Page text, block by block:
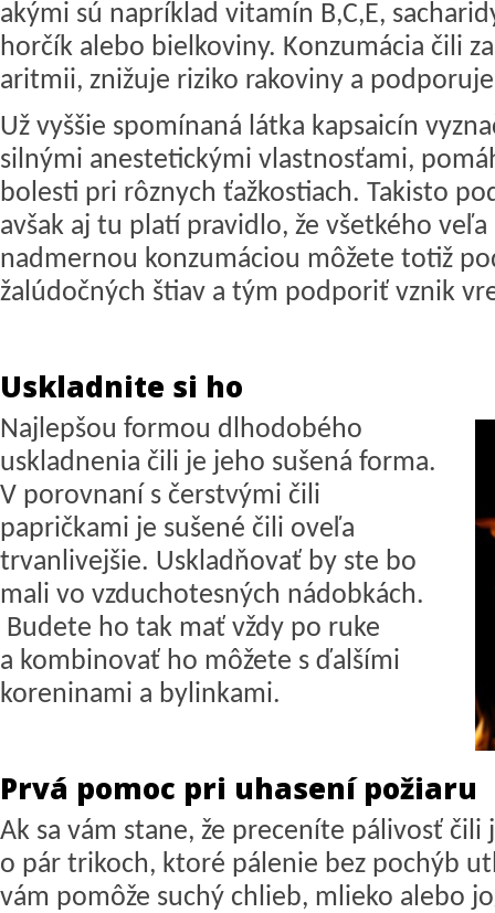
akými sú napríklad vitamín B,C,E,
horčík alebo bielkoviny. Konzumácia čili
aritmii, znižuje riziko rakoviny a
Už vyššie spomínaná látka kapsaicín
silnými anestetickými vlastnosťami,
bolesti pri rôznych ťažkostiach. Takisto
avšak aj tu platí pravidlo, že všetkého veľa
nadmernou konzumáciou môžete totiž
žalúdočných štiav a tým podporiť vznik
Uskladnite si ho
Najlepšou formou dlhodobého
uskladnenia čili je jeho sušená forma.
V porovnaní s čerstvými čili
papričkami je sušené čili oveľa
trvanlivejšie. Uskladňovať by ste bo
mali vo vzduchotesných nádobkách.
Budete ho tak mať vždy po ruke
a kombinovať ho môžete s ďalšími
koreninami a bylinkami.
Prvá pomoc pri uhasení požiaru
Ak sa vám stane, že preceníte pálivosť
o pár trikoch, ktoré pálenie bez pochýb
vám pomôže suchý chlieb, mlieko alebo